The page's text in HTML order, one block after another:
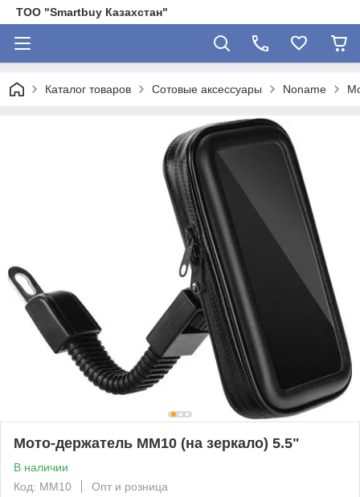
ТОО "Smartbuy Казахстан"
Каталог товаров Сотовые аксессуары Noname
Мото-держатель MM10 (на зеркало) 5.5"
В наличии
Код: MM10
Опт и розница